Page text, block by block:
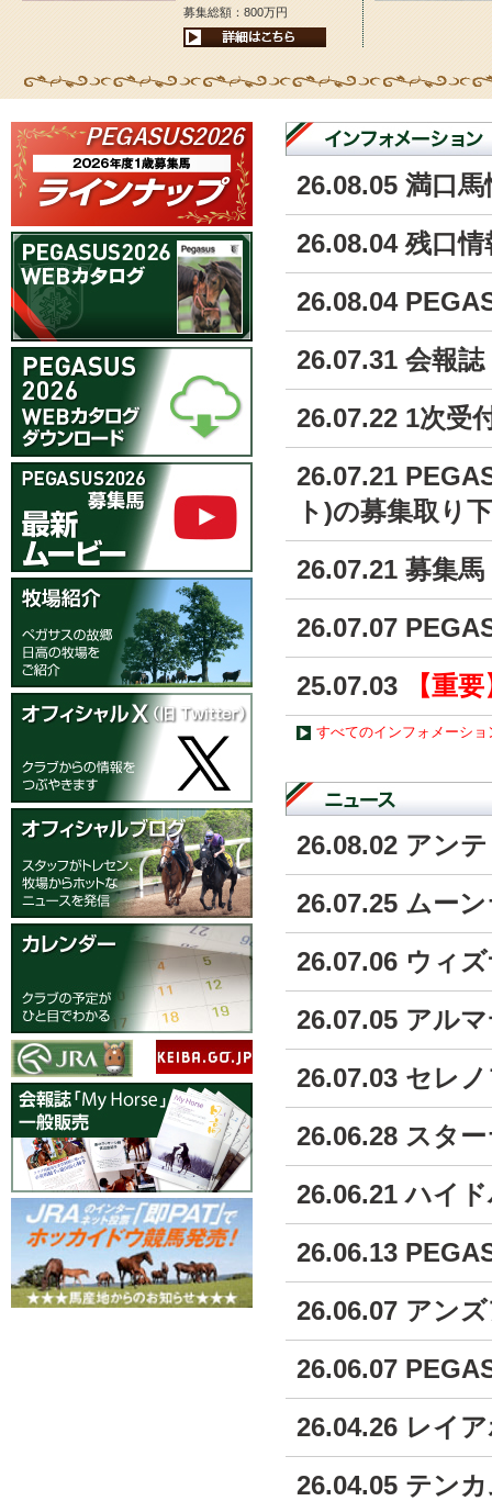
募集総額：800万円
26.08.05 満口馬
26.08.04 残口情
26.08.04
26.07.31 会報
26.07.22 1次受
26.07.21
ト)の募集取り
26.07.21 募集
26.07.07
25.07.03
【重
すべてのインフォメーショ
26.08.02 アン
26.07.25 ムー
26.07.06 ウィ
26.07.05 アル
26.07.03 セレ
26.06.28 スタ
26.06.21 ハイ
26.06.13
26.06.07 アン
26.06.07
26.04.26 レイ
26.04.05 テン